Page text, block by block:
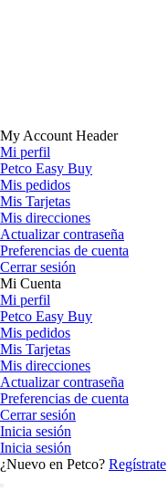
My Account Header
Mi perfil
Petco Easy Buy
Mis pedidos
Mis Tarjetas
Mis direcciones
Actualizar contraseña
Preferencias de cuenta
Cerrar sesión
Mi Cuenta
Mi perfil
Petco Easy Buy
Mis pedidos
Mis Tarjetas
Mis direcciones
Actualizar contraseña
Preferencias de cuenta
Cerrar sesión
Inicia sesión
Inicia sesión
¿Nuevo en Petco? Regístrate